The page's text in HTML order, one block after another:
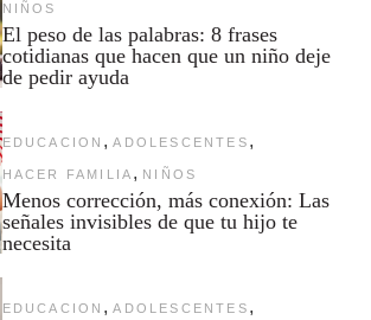
NIÑOS
El peso de las palabras: 8 frases
cotidianas que hacen que un niño deje
de pedir ayuda
EDUCACION , ADOLESCENTES ,
HACER FAMILIA , NIÑOS
Menos corrección, más conexión: Las
señales invisibles de que tu hijo te
necesita
EDUCACION , ADOLESCENTES ,